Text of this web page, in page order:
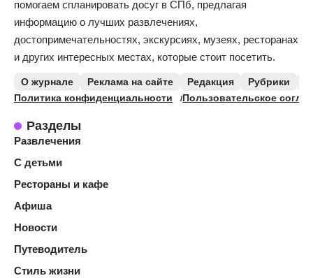
помогаем спланировать досуг в СПб, предлагая
информацию о лучших развлечениях,
достопримечательностях, экскурсиях, музеях, ресторанах
и других интересных местах, которые стоит посетить.
О журнале Реклама на сайте Редакция Рубрики
Политика конфиденциальности
Пользовательское
Разделы
Развлечения
С детьми
Рестораны и кафе
Афиша
Новости
Путеводитель
Стиль жизни